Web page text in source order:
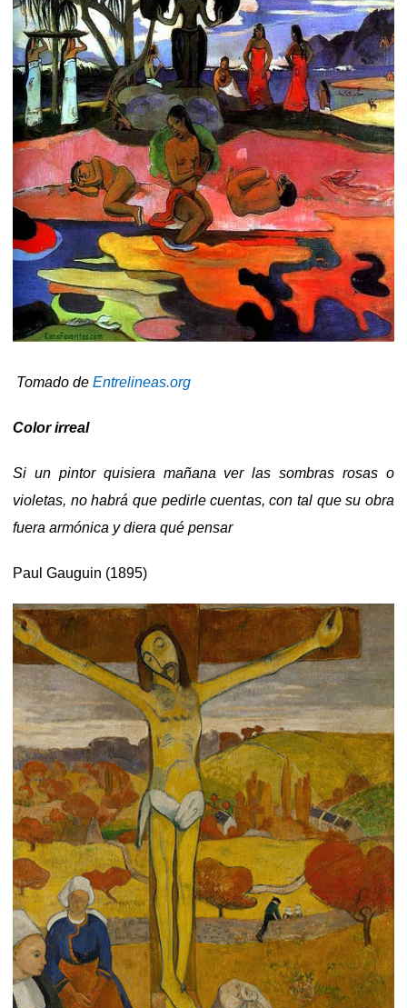
Tomado de Entrelineas.org
Color irreal
Si un pintor quisiera mañana ver las sombras rosas o
violetas, no habrá que pedirle cuentas, con tal que su obra
fuera armónica y diera qué pensar
Paul Gauguin (1895)